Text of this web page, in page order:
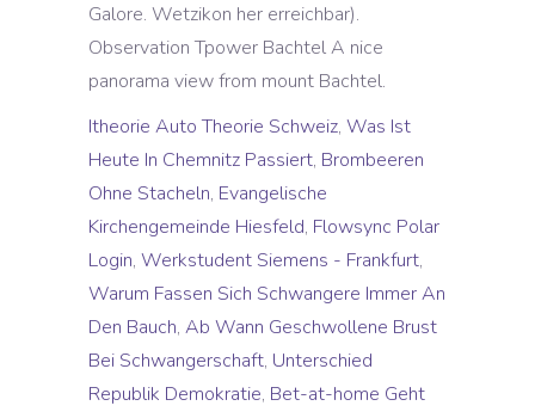
Galore. Wetzikon her erreichbar).
Observation Tpower Bachtel A nice
panorama view from mount Bachtel.
Itheorie Auto Theorie Schweiz, Was Ist
Heute In Chemnitz Passiert, Brombeeren
Ohne Stacheln, Evangelische
Kirchengemeinde Hiesfeld, Flowsync Polar
Login, Werkstudent Siemens - Frankfurt,
Warum Fassen Sich Schwangere Immer An
Den Bauch, Ab Wann Geschwollene Brust
Bei Schwangerschaft, Unterschied
Republik Demokratie, Bet-at-home Geht